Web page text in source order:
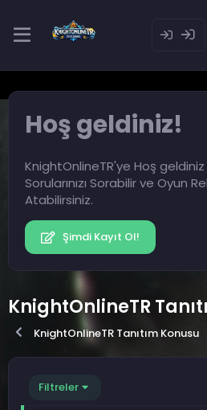
Hoş geldiniz!
KnightOnlineTR'ye Hoş geldiniz
Sorularınızı Sorabilir ve Oyun
Atabilirsiniz.
Şimdi Kayıt Ol!
KnightOnlineTR
KnightOnlineTR Tanıtım Konusu
Filtreler